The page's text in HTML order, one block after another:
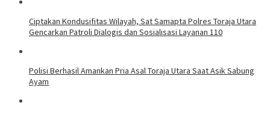
Ciptakan Kondusifitas Wilayah, Sat Samapta Polres Toraja Utara
Gencarkan Patroli Dialogis dan Sosialisasi Layanan 110
Polisi Berhasil Amankan Pria Asal Toraja Utara Saat Asik Sabung
Ayam